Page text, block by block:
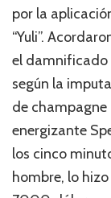
por la
“Yuli”.
el damnificado
según la
de
energizante
los cinco
hombre, lo